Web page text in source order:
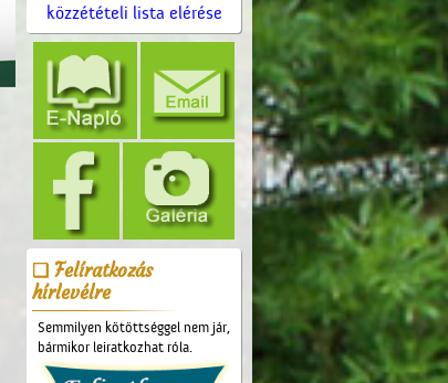
közzétételi lista elérése
Felíratkozás
hírlevélre
Semmilyen kötöttséggel nem jár,
bármikor leiratkozhat róla.